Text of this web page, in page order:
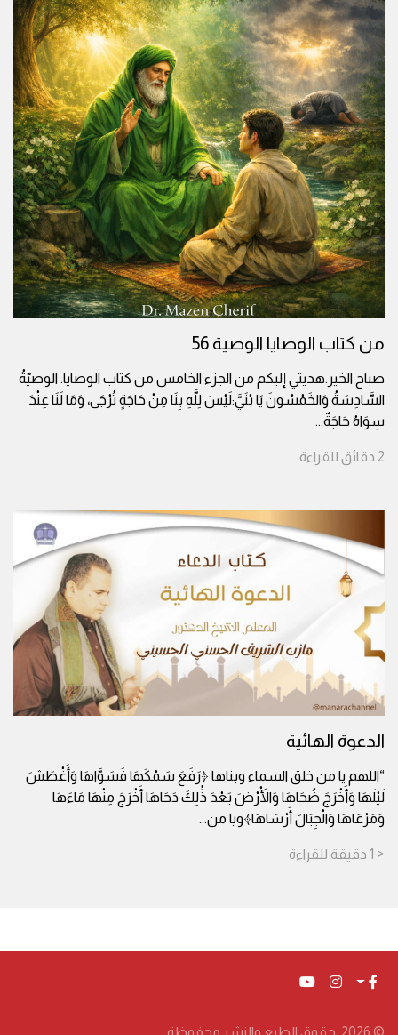
من كتاب الوصايا الوصية 56
صباح الخير.هديتي إليكم من الجزء الخامس من كتاب الوصايا. الوصيّةُ
السَّادِسَةُ وَالخَمْسُونَ يَا بُنَيَّ:لَيْسَ لِلَّهِ بِنَا مِنْ حَاجَةٍ تُرْجَى، وَمَا لَنَا عِنْدَ
سِوَاهُ حَاجَةٌ...
2 دقائق للقراءة
الدعوة الهائية
“اللهم يا من خلق السماء وبناها ﴿رَفَعَ سَمْكَهَا فَسَوَّاهَا وَأَغْطَشَ
لَيْلَهَا وَأَخْرَجَ ضُحَاهَا وَالْأَرْضَ بَعْدَ ذَٰلِكَ دَحَاهَا أَخْرَجَ مِنْهَا مَاءَهَا
وَمَرْعَاهَا وَالْجِبَالَ أَرْسَاهَا﴾ويا من...
< 1 دقيقة للقراءة